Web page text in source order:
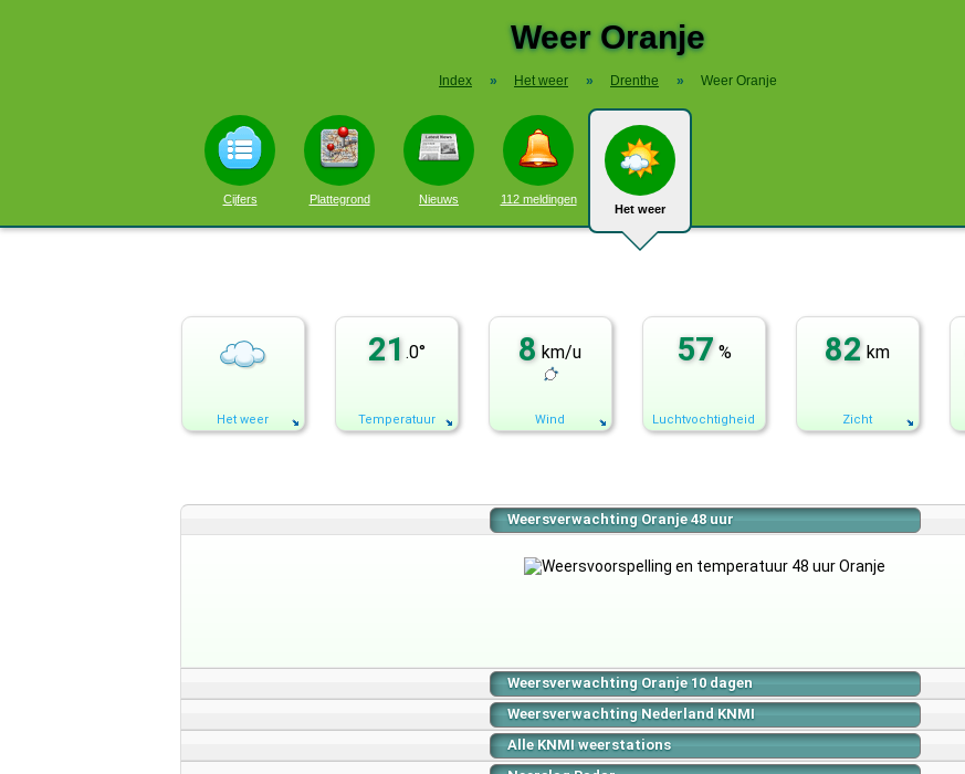
Weer Oranje
Index » Het weer » Drenthe » Weer Oranje
Cijfers Plattegrond Nieuws 112 meldingen
Het weer
Het weer
21 .0°
Temperatuur
8 km/u
Wind
57 %
Luchtvochtigheid
82 km
Zicht
Weersverwachting Oranje 48 uur
Weersverwachting Oranje 10 dagen
Weersverwachting Nederland KNMI
Alle KNMI weerstations